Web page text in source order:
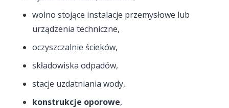
wolno stojące instalacje przemysłowe lub
urządzenia techniczne,
oczyszczalnie ścieków,
składowiska odpadów,
stacje uzdatniania wody,
konstrukcje oporowe,